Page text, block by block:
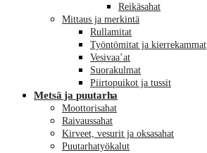
Reikäsahat
Mittaus ja merkintä
Rullamitat
Työntömitat ja kierrekammat
Vesivaa’at
Suorakulmat
Piirtopuikot ja tussit
Metsä ja puutarha
Moottorisahat
Raivaussahat
Kirveet, vesurit ja oksasahat
Puutarhatyökalut